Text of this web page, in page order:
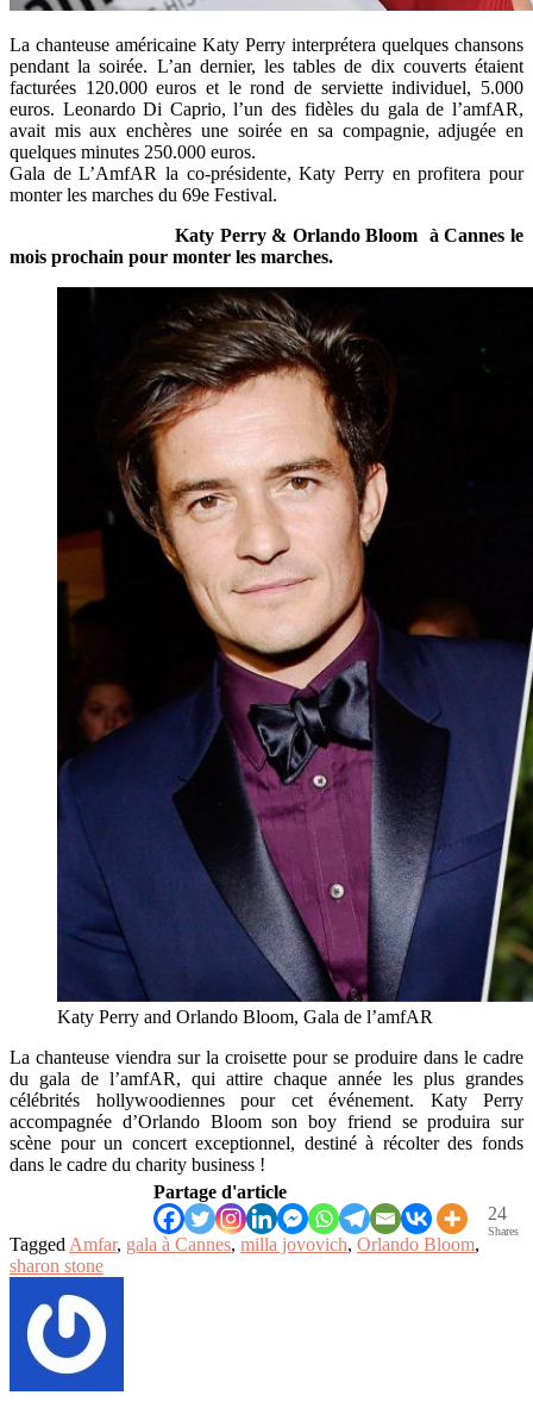
La chanteuse américaine Katy Perry interprétera quelques chansons
pendant la soirée. L’an dernier, les tables de dix couverts étaient
facturées 120.000 euros et le rond de serviette individuel, 5.000
euros. Leonardo Di Caprio, l’un des fidèles du gala de l’amfAR,
avait mis aux enchères une soirée en sa compagnie, adjugée en
quelques minutes 250.000 euros.
Gala de L’AmfAR la co-présidente, Katy Perry en profitera pour
monter les marches du 69e Festival.
Katy Perry & Orlando Bloom à Cannes le
mois prochain pour monter les marches.
Katy Perry and Orlando Bloom, Gala de l’amfAR
La chanteuse viendra sur la croisette pour se produire dans le cadre
du gala de l’amfAR, qui attire chaque année les plus grandes
célébrités hollywoodiennes pour cet événement. Katy Perry
accompagnée d’Orlando Bloom son boy friend se produira sur
scène pour un concert exceptionnel, destiné à récolter des fonds
dans le cadre du charity business !
Partage d'article
24
Shares
Tagged Amfar, gala à Cannes, milla jovovich, Orlando Bloom,
sharon stone